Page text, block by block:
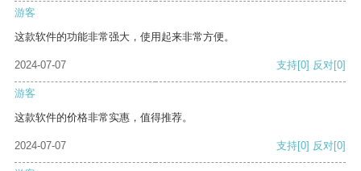
游客
这款软件的功能非常强大，使用起来非常方便。
2024-07-07 支持[0] 反对[0]
游客
这款软件的价格非常实惠，值得推荐。
2024-07-07 支持[0] 反对[0]